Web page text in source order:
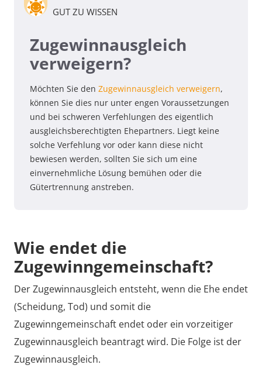
GUT ZU WISSEN
Zugewinnausgleich
verweigern?
Möchten Sie den Zugewinnausgleich verweigern,
können Sie dies nur unter engen Voraussetzungen
und bei schweren Verfehlungen des eigentlich
ausgleichsberechtigten Ehepartners. Liegt keine
solche Verfehlung vor oder kann diese nicht
bewiesen werden, sollten Sie sich um eine
einvernehmliche Lösung bemühen oder die
Gütertrennung anstreben.
Wie endet die
Zugewinngemeinschaft?
Der Zugewinnausgleich entsteht, wenn die Ehe endet
(Scheidung, Tod) und somit die
Zugewinngemeinschaft endet oder ein vorzeitiger
Zugewinnausgleich beantragt wird. Die Folge ist der
Zugewinnausgleich.